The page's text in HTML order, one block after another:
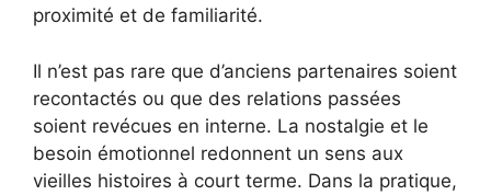
proximité et de familiarité.
Il n’est pas rare que d’anciens partenaires soient
recontactés ou que des relations passées
soient revécues en interne. La nostalgie et le
besoin émotionnel redonnent un sens aux
vieilles histoires à court terme. Dans la pratique,